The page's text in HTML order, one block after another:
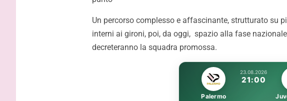
Un percorso complesso e affascinante, strutturato su
interni ai gironi, poi, da oggi, spazio alla fase
decreteranno la squadra promossa.
23.08.2026
21:00
Palermo
Melbourne City-
Douaron e Peda
australiani